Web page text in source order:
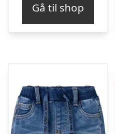
Gå til shop